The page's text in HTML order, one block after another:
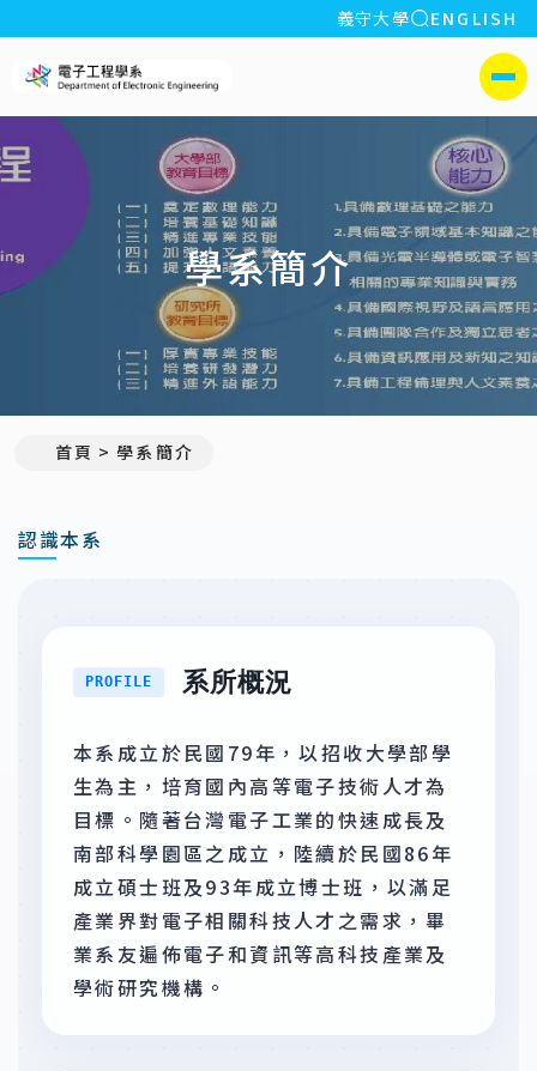
:::
義守大學 全站搜索
ENGLISH
側選單
學系簡介
首頁 學系簡介
認識本系
PROFILE 系所概況
本系成立於民國79年，以招收大學部學
生為主，培育國內高等電子技術人才為
目標。隨著台灣電子工業的快速成長及
南部科學園區之成立，陸續於民國86年
成立碩士班及93年成立博士班，以滿足
產業界對電子相關科技人才之需求，畢
業系友遍佈電子和資訊等高科技產業及
學術研究機構。